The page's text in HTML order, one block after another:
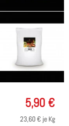
5,90 €
23,60€ je Kg